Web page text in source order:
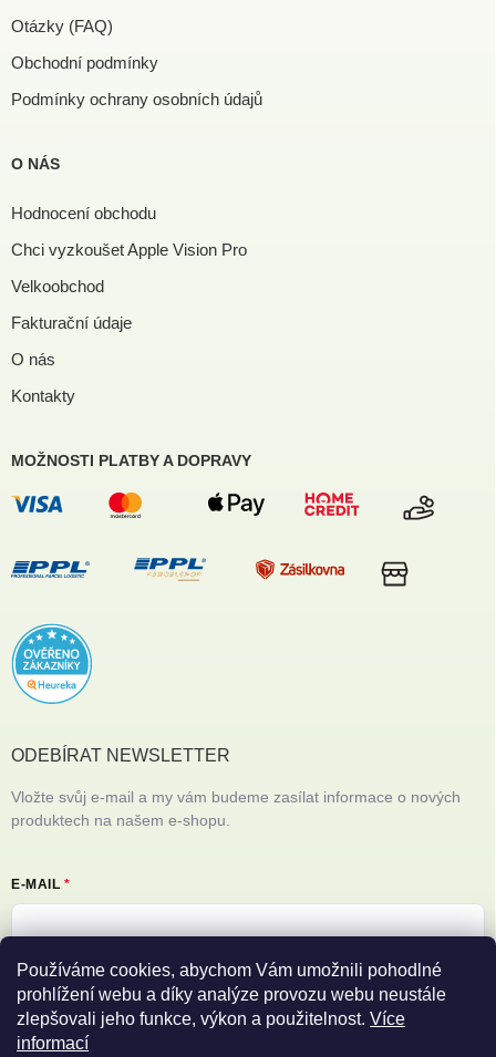
Používáme cookies, abychom Vám umožnili pohodlné
prohlížení webu a díky analýze provozu webu neustále
zlepšovali jeho funkce, výkon a použitelnost. Více
informací
Otázky (FAQ)
Obchodní podmínky
Podmínky ochrany osobních údajů
O NÁS
Hodnocení obchodu
Chci vyzkoušet Apple Vision Pro
Velkoobchod
Fakturační údaje
O nás
Kontakty
MOŽNOSTI PLATBY A DOPRAVY
ODEBÍRAT NEWSLETTER
Vložte svůj e-mail a my vám budeme zasílat informace o nových
produktech na našem e-shopu.
E-MAIL
Vložením e-mailu souhlasíte spodmínkami ochrany osobních údajů
Přihlásit se